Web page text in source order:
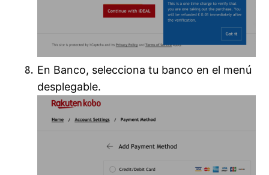
En Banco, selecciona tu banco en el menú
desplegable.